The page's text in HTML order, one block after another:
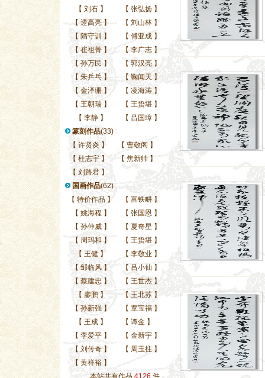
【 刘石】 【 张弘扬 】
【 遆高亮】 【 刘山林 】
【 隋守训 】 【 傅亚成 】
【 崔祖菁】 【 李广志 】
【 孙万民 】 【 郭汉亮 】
【 朱乒乓】 【 鞠闻天 】
【 金泽珊】 【 凌海涛 】
【 王朝瑞】 【 王蛰堪 】
【 李静】 【 吕国璋 】
篆刻作品(33)
【 许贤炎 】 【 曹敬阁 】
【 杜志宇 】 【 焦新帅 】
【 刘路君 】
国画作品(62)
【 特价作品】 【 富铁畊 】
【 姚海程 】 【 张国恩 】
【 孙仲威】 【 夏奇星 】
【 周玛和 】 【 王蛰堪 】
【 王健】 【 李敬业 】
【 邹临风】 【 吕小仙 】
【 蔡建忠 】 【 王世杰 】
【 廖鹏】 【 王北苏 】
【 孙新强】 【 覃宝福 】
【 王成】 【 谭金 】
【 李爱平】 【 金新宇 】
【 刘传奇】 【 周玉拄 】
【 黄祥裕】
本站共有作品 4126 件